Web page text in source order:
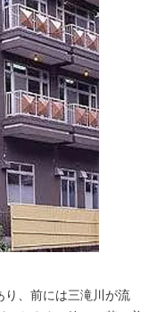
、前には三滝川が流